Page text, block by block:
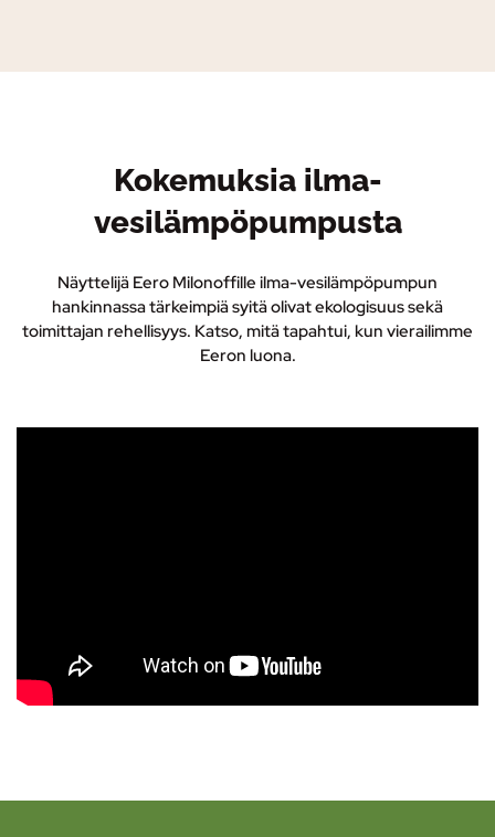
Kokemuksia ilma-
vesilämpöpumpusta
Näyttelijä Eero Milonoffille ilma-vesilämpöpumpun
hankinnassa tärkeimpiä syitä olivat ekologisuus sekä
toimittajan rehellisyys. Katso, mitä tapahtui, kun vierailimme
Eeron luona.